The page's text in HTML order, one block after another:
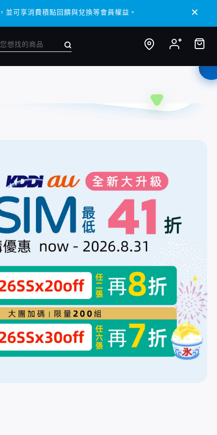
可享消費積點回饋與兌換等會員權益。
可享消費積點回饋與兌換等會員權益。